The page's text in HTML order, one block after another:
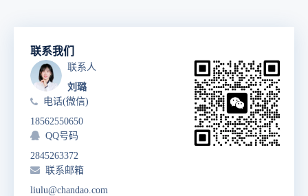
联系我们
联系人
刘璐
电话(微信)
18562550650
QQ号码
2845263372
联系邮箱
liulu@chandao.com